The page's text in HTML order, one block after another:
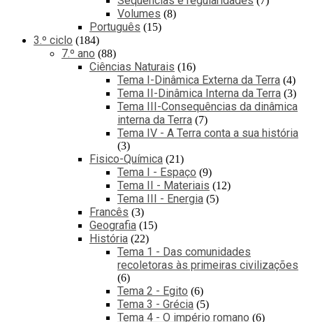
Volumes 8
Português 15
3.º ciclo 184
7.º ano 88
Ciências Naturais 16
Tema I-Dinâmica Externa da Terra 4
Tema II-Dinâmica Interna da Terra 3
Tema III-Consequências da dinâmica
interna da Terra 7
Tema IV - A Terra conta a sua história
3
Fisico-Química 21
Tema I - Espaço 9
Tema II - Materiais 12
Tema III - Energia 5
Francês 3
Geografia 15
História 22
Tema 1 - Das comunidades
recoletoras às primeiras civilizações
6
Tema 2 - Egito 6
Tema 3 - Grécia 5
Tema 4 - O império romano 6